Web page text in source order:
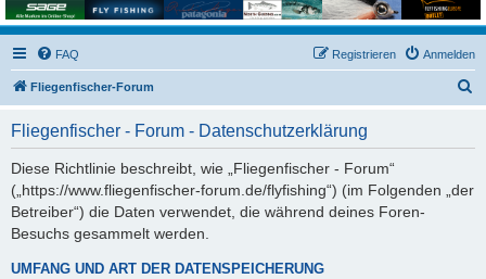
FAQ Anmelden
Registrieren
Fliegenfischer-Forum
Fliegenfischer - Forum - Datenschutzerklärung
Diese Richtlinie beschreibt, wie „Fliegenfischer - Forum“
(„https://www.fliegenfischer-forum.de/flyfishing“) (im Folgenden „der
Betreiber“) die Daten verwendet, die während deines Foren-
Besuchs gesammelt werden.
UMFANG UND ART DER DATENSPEICHERUNG